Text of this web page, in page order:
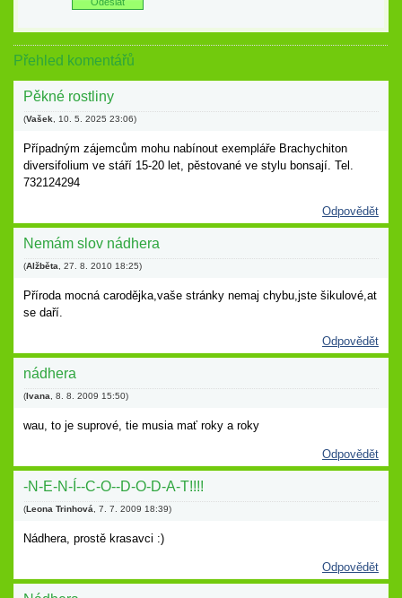
Přehled komentářů
Pěkné rostliny
(Vašek 10. 5. 2025 23:06)
Případným zájemcům mohu nabínout exempláře Brachychiton
diversifolium ve stáří 15-20 let, pěstované ve stylu bonsají. Tel.
732124294
Odpovědět
Nemám slov nádhera
(Alžběta 27. 8. 2010 18:25)
Příroda mocná carodějka,vaše stránky nemaj chybu,jste šikulové,at
se daří.
Odpovědět
nádhera
(Ivana 8. 8. 2009 15:50)
wau, to je suprové, tie musia mať roky a roky
Odpovědět
-N-E-N-Í--C-O--D-O-D-A-T!!!!
(Leona Trinhová 7. 7. 2009 18:39)
Nádhera, prostě krasavci :)
Odpovědět